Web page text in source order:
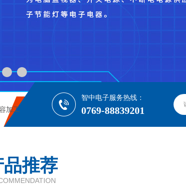
加工
智中电子服务热线：
0769-88839201
品推荐